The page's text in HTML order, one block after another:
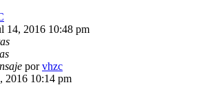
14, 2016 10:48 pm
porvhzc
2016 10:14 pm